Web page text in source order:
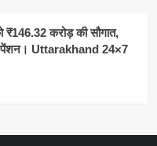
₹146.32 करोड़ की सौगात,
पेंशन। Uttarakhand 24×7